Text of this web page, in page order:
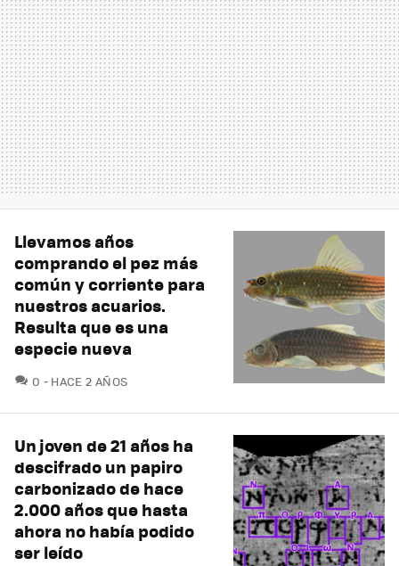
Llevamos años
comprando el pez más
común y corriente para
nuestros acuarios.
Resulta que es una
especie nueva
0 COMENTARIOS
HACE 2 AÑOS
Un joven de 21 años ha
descifrado un papiro
carbonizado de hace
2.000 años que hasta
ahora no había podido
ser leído